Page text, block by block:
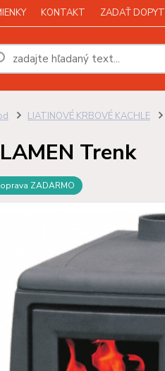
KONTAKT ZADAŤ DOPYT
LIATINOVÉ KRBOVÉ KACHLE
Trenk
ZADARMO